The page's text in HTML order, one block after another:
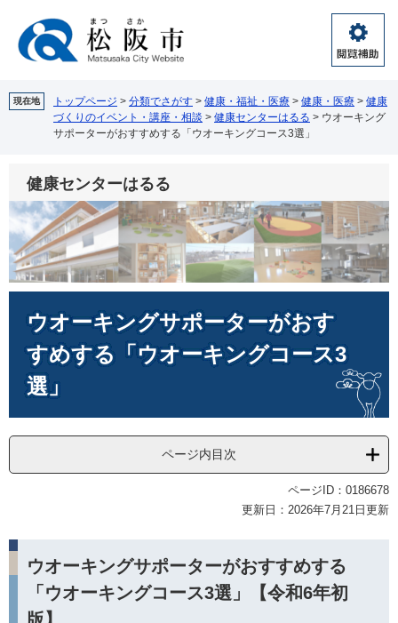
へ
閲
覧
助
現在地 トップページ > 分類でさがす > 健康・福祉・医療 > 健康・医療 > 健康
づくりのイベント・講座・相談 > 健康センターはるる > ウオーキング
サポーターがおすすめする「ウオーキングコース3選」
健康センターはるる
ウオーキングサポーターがおす
すめする「ウオーキングコース3
選」
ページ内目次
ページID：0186678
更新日：2026年7月21日更新
ウオーキングサポーターがおすすめする
「ウオーキングコース3選」【令和6年初